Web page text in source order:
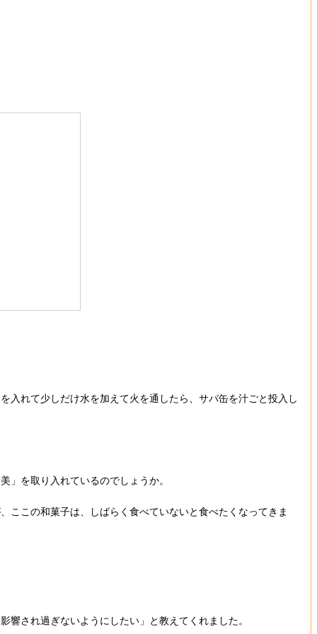
入れて少しだけ水を加えて火を通したら、サバ缶を汁ごと投入し
」を取り入れているのでしょうか。
ここの和菓子は、しばらく食べていないと食べたくなってきま
され過ぎないようにしたい」と教えてくれました。